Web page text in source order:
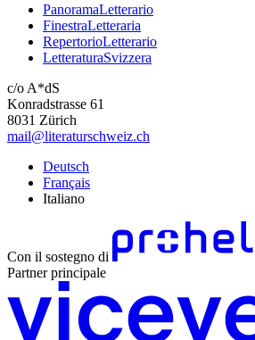
PanoramaLetterario
FinestraLetteraria
RepertorioLetterario
LetteraturaSvizzera
c/o A*dS
Konradstrasse 61
8031 Zürich
mail@literaturschweiz.ch
Deutsch
Français
Italiano
Con il sostegno di
Partner principale